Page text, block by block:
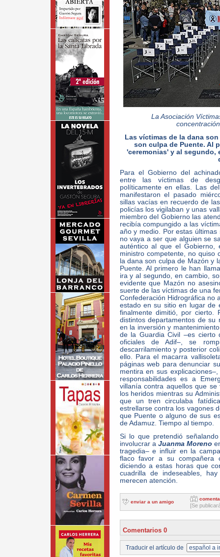
La Asociación
Las víctimas de la dana
son culpa de Puente. Al
'ceremonias' y al segundo,
Para el Gobierno del
entre las víctimas de
políticamente en ellas. Las
manifestaron el pasado
sillas vacías en recuerdo de
policías los vigilaban y unas
miembro del Gobierno las
recibía compungido a las
año y medio. Por estas
no vaya a ser que alguien se
auténtico al que el
ministro competente, no quiso
la dana son culpa de Mazón y
Puente. Al primero le han
ira y al segundo, en cambio,
evidente que Mazón no
suerte de las víctimas de una
Confederación Hidrográfica no
estado en su sitio en lugar de
finalmente dimitió, por cierto.
distintos departamentos de su
en la inversión y
de la Guardia Civil –es cierto
oficiales de Adif–, se
descarrilamiento y posterior
ello. Para el macarra
páginas web para denunciar
mentira en sus
responsabilidades es a
villanía contra aquellos que
los heridos mientras su
que un tren circulaba
estrellarse contra los vagones
que Puente o alguno de sus
de Adamuz. Tiempo al tiempo.
Si lo que pretendió
involucrar a Juanma Moreno
tragedia– e influir en la
flaco favor a su compañera
diciendo a estas horas que
cuadrilla de indeseables,
merecen atención.
enviar a un amigo
[Se
Comentarios 0
Traducir el artículo de